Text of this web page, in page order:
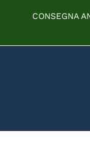
CONSEGNA